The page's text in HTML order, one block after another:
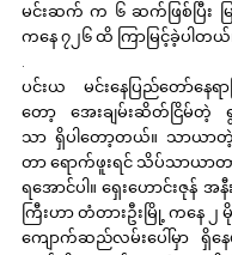
မင်းဆက် က ၆ ဆက်ဖြစ်ပြီး မ
ကနေ ၇၂၆ ထိ ကြာမြင့်ခဲ့ပါတယ်
.
ပင်းယ မင်းနေပြည်တော်နေ
တော့ အေးချမ်းဆိတ်ငြိမ်တဲ့ ရွ
သာ ရှိပါတော့တယ်။ သာယာ
တာ ရောက်ဖူးရင် သိပ်သာယာတ
ရအောင်ပါ။ ရှေးဟောင်းဇုန်
ကြီးဟာ တံတားဦးမြို့ ကနေ ၂
ကျောက်ဆည်လမ်းပေါ်မှာ ရှိနေ